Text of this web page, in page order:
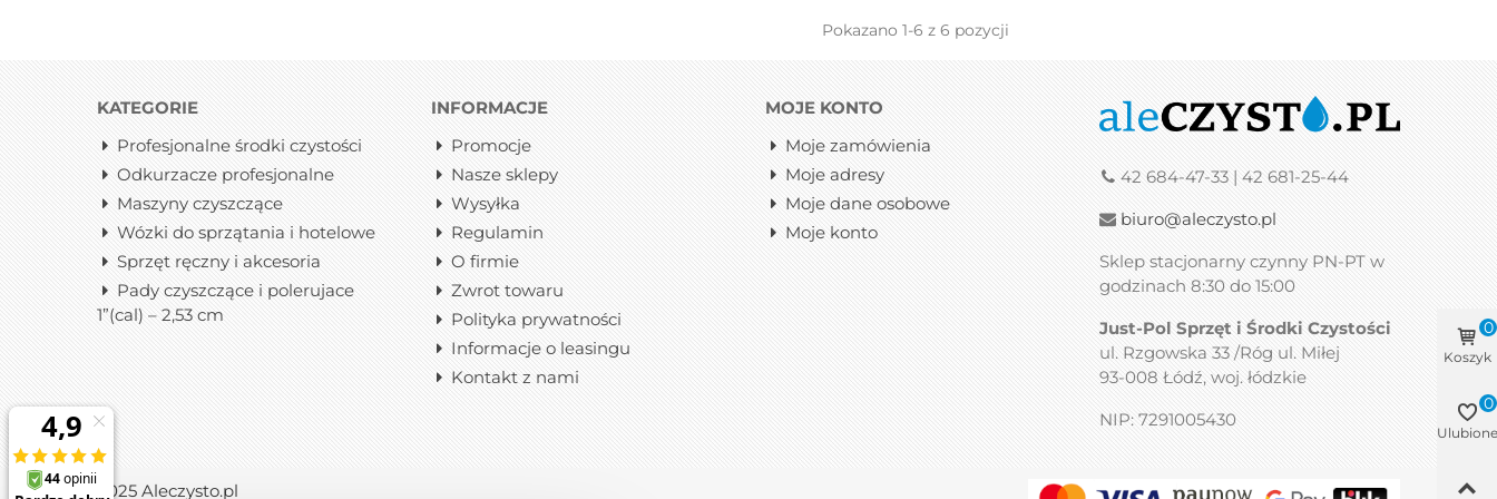
Pokazano 1-6 z 6 pozycji
KATEGORIE
Profesjonalne środki czystości
Odkurzacze profesjonalne
Maszyny czyszczące
Wózki do sprzątania i hotelowe
Sprzęt ręczny i akcesoria
Pady czyszczące i polerujace
1”(cal) – 2,53 cm
INFORMACJE
Promocje
Nasze sklepy
Wysyłka
Regulamin
O firmie
Zwrot towaru
Polityka prywatności
Informacje o leasingu
Kontakt z nami
MOJE KONTO
Moje zamówienia
Moje adresy
Moje dane osobowe
Moje konto
42 684-47-33 | 42 681-25-44
biuro@aleczysto.pl
Sklep stacjonarny czynny PN-PT w
godzinach 8:30 do 15:00
Just-Pol Sprzęt i Środki Czystości
ul. Rzgowska 33 /Róg ul. Miłej
93-008 Łódź, woj. łódzkie
NIP: 7291005430
2025 Aleczysto.pl
Koszyk
0
Ulubione
0